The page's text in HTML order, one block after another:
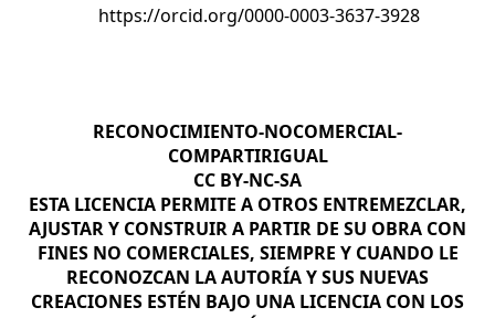
https://orcid.org/0000-0003-3637-3928
RECONOCIMIENTO-NOCOMERCIAL-
COMPARTIRIGUAL
CC BY-NC-SA
ESTA LICENCIA PERMITE A OTROS ENTREMEZCLAR,
AJUSTAR Y CONSTRUIR A PARTIR DE SU OBRA CON
FINES NO COMERCIALES, SIEMPRE Y CUANDO LE
RECONOZCAN LA AUTORÍA Y SUS NUEVAS
CREACIONES ESTÉN BAJO UNA LICENCIA CON LOS